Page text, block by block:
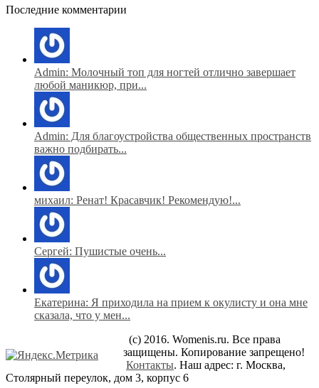
Последние комментарии
Admin: Молочный топ для ногтей отлично завершает
любой маникюр, при...
Admin: Для благоустройства общественных пространств
важно подбирать...
михаил: Ренат! Красавчик! Рекомендую!...
Сергей: Пушистые очень...
Екатерина: Я приходила на прием к окулисту и она мне
сказала, что у мен...
(c) 2016. Womenis.ru. Все права
защищены. Копирование запрещено!
Контакты. Наш адрес: г. Москва,
Столярный переулок, дом 3, корпус 6